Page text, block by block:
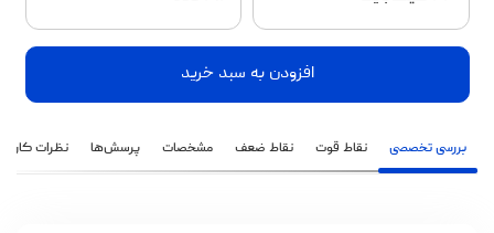
افزودن به سبد خرید
بررسی تخصصی نقاط قوت نقاط ضعف مشخصات پرسش‌ها نظرات